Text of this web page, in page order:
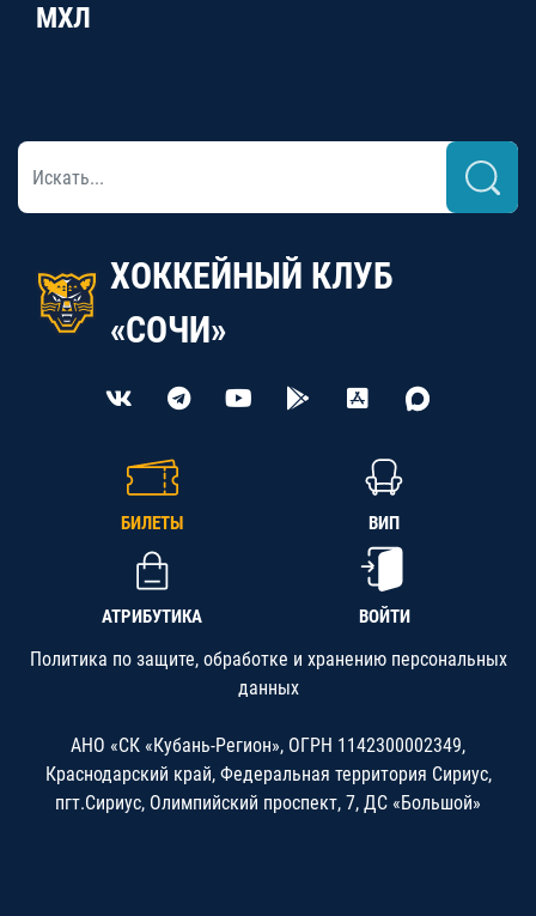
МХЛ
ХОККЕЙНЫЙ КЛУБ
«СОЧИ»
БИЛЕТЫ ВИП
АТРИБУТИКА ВОЙТИ
Политика по защите, обработке и хранению персональных
данных
АНО «СК «Кубань-Регион», ОГРН 1142300002349,
Краснодарский край, Федеральная территория Сириус,
пгт.Сириус, Олимпийский проспект, 7, ДС «Большой»